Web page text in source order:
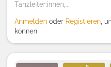
Tanzleiter:innen,...
Anmelden oder Registieren ,
können